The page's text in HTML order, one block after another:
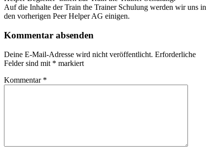
Auf die Inhalte der Train the Trainer Schulung werden wir uns in
den vorherigen Peer Helper AG einigen.
Kommentar absenden
Deine E-Mail-Adresse wird nicht veröffentlicht. Erforderliche
Felder sind mit * markiert
Kommentar *